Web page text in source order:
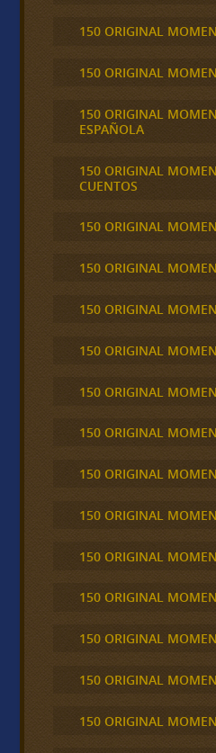
150 ORIGINAL
150 ORIGINAL
150 ORIGINAL
ESPAÑOLA
150 ORIGINAL
CUENTOS
150 ORIGINAL
150 ORIGINAL
150 ORIGINAL
150 ORIGINAL
150 ORIGINAL
150 ORIGINAL
150 ORIGINAL
150 ORIGINAL
150 ORIGINAL
150 ORIGINAL
150 ORIGINAL
150 ORIGINAL
150 ORIGINAL